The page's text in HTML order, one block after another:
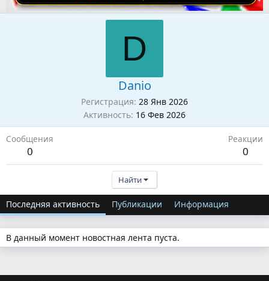
D
Danio
Регистрация 28 Янв 2026
Активность 16 Фев 2026
Сообщения
0
Реакции
0
Найти
Последняя активность Публикации Информация
В данный момент новостная лента пуста.